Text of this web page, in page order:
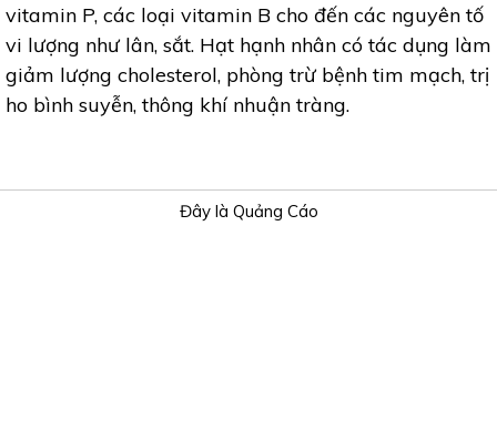
vitamin P, các loại vitamin B cho đến các nguyên tố
vi lượng như lân, sắt. Hạt hạnh nhân có tác dụng làm
giảm lượng cholesterol, phòng trừ bệnh tim mạch, trị
ho bình suyễn, thông khí nhuận tràng.
Đây là Quảng Cáo